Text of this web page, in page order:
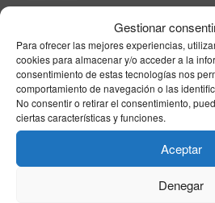
Gestionar
Para ofrecer las mejores experiencias,
cookies para almacenar y/o acceder a la
consentimiento de estas tecnologías nos
comportamiento de navegación o las
No consentir o retirar el consentimiento,
ciertas características y funciones.
Aceptar
Denegar
España aún no activa
Ceuta pese al
07/08/2026
Ceuta convoca una
este domingo en la
tras la crisis vivida en
Horarios ferrys